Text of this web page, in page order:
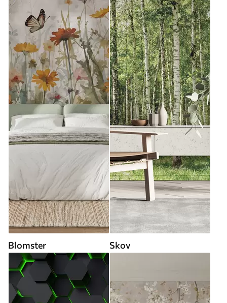
Blomster Skov